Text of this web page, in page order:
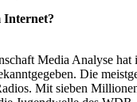
Internet?
Media Analyse hat
Die
Mit sieben